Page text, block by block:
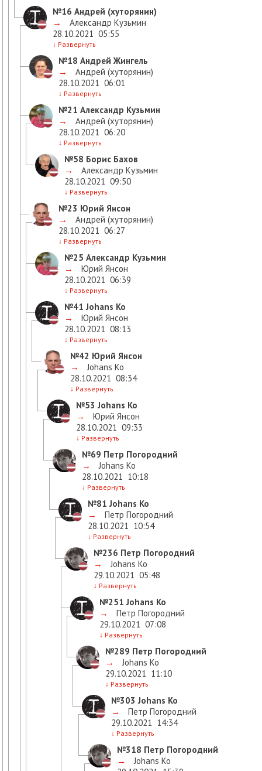
№16 Андрей (хуторянин)
→
Александр Кузьмин
28.10.2021 05:55
↓ Развернуть
№18 Андрей Жингель
→
Андрей (хуторянин)
28.10.2021 06:01
↓ Развернуть
№21 Александр Кузьмин
→
Андрей (хуторянин)
28.10.2021 06:20
↓ Развернуть
№58 Борис Бахов
→
Александр Кузьмин
28.10.2021 09:50
↓ Развернуть
№23 Юрий Янсон
→
Андрей (хуторянин)
28.10.2021 06:27
↓ Развернуть
№25 Александр Кузьмин
→
Юрий Янсон
28.10.2021 06:39
↓ Развернуть
№41 Johans Ko
→
Юрий Янсон
28.10.2021 08:13
↓ Развернуть
№42 Юрий Янсон
→
Johans Ko
28.10.2021 08:34
↓ Развернуть
№53 Johans Ko
→
Юрий Янсон
28.10.2021 09:33
↓ Развернуть
№69 Петр Погородний
→
Johans Ko
28.10.2021 10:18
↓ Развернуть
№81 Johans Ko
→
Петр Погородний
28.10.2021 10:54
↓ Развернуть
№236 Петр Погородний
→
Johans Ko
29.10.2021 05:48
↓ Развернуть
№251 Johans Ko
→
Петр Погородний
29.10.2021 07:08
↓ Развернуть
№289 Петр Погородний
→
Johans Ko
29.10.2021 11:10
↓ Развернуть
№303 Johans Ko
→
Петр Погородний
29.10.2021 14:34
↓ Развернуть
№318 Петр Погородний
→
Johans Ko